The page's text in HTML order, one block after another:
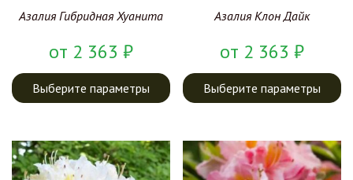
Азалия Гибридная Хуанита
от 2 363 ₽
Выберите параметры
Азалия Клон Дайк
от 2 363₽
Выберите параметры